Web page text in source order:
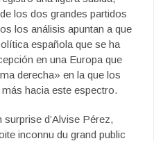
los dos grandes partidos
los análisis apuntan a que
española que se ha
en una Europa que
derecha» en la que los
hacia este espectro.
d’Alvise Pérez,
inconnu du grand public